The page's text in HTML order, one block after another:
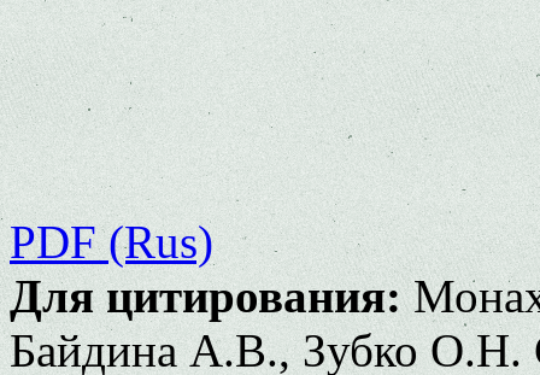
PDF (Rus)
Для цитирования:
Байдина А.В., Зубко О.Н.